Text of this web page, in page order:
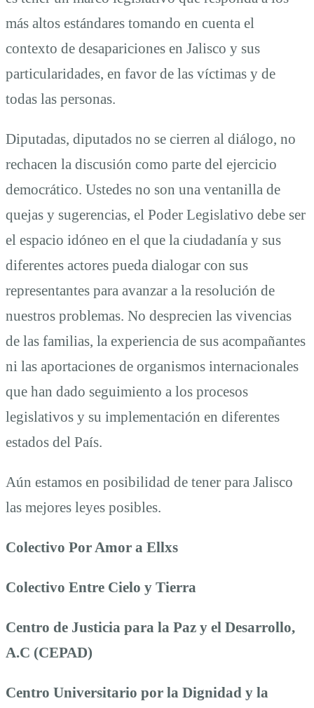
más altos estándares tomando en cuenta el
contexto de desapariciones en Jalisco y sus
particularidades, en favor de las víctimas y de
todas las personas.
Diputadas, diputados no se cierren al diálogo, no
rechacen la discusión como parte del ejercicio
democrático. Ustedes no son una ventanilla de
quejas y sugerencias, el Poder Legislativo debe ser
el espacio idóneo en el que la ciudadanía y sus
diferentes actores pueda dialogar con sus
representantes para avanzar a la resolución de
nuestros problemas. No desprecien las vivencias
de las familias, la experiencia de sus acompañantes
ni las aportaciones de organismos internacionales
que han dado seguimiento a los procesos
legislativos y su implementación en diferentes
estados del País.
Aún estamos en posibilidad de tener para Jalisco
las mejores leyes posibles.
Colectivo Por Amor a Ellxs
Colectivo Entre Cielo y Tierra
Centro de Justicia para la Paz y el Desarrollo,
A.C (CEPAD)
Centro Universitario por la Dignidad y la